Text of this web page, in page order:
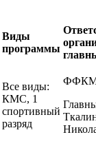
Виды
программы
Все виды:
КМС, 1
спортивный
разряд